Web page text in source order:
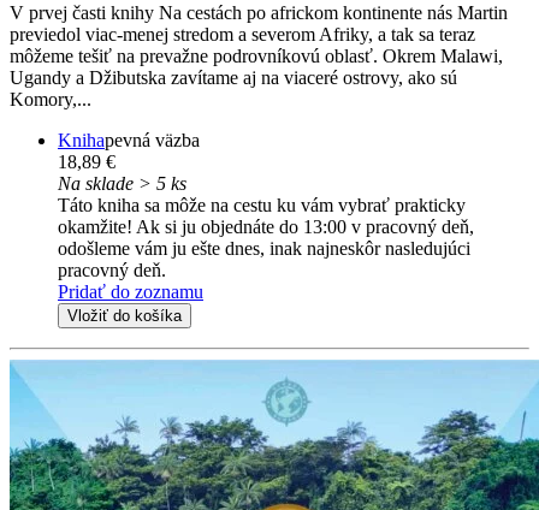
V prvej časti knihy Na cestách po africkom kontinente nás Martin
previedol viac-menej stredom a severom Afriky, a tak sa teraz
môžeme tešiť na prevažne podrovníkovú oblasť. Okrem Malawi,
Ugandy a Džibutska zavítame aj na viaceré ostrovy, ako sú
Komory,...
Knihapevná väzba
18,89 €
Na sklade > 5 ks
Táto kniha sa môže na cestu ku vám vybrať prakticky
okamžite! Ak si ju objednáte do 13:00 v pracovný deň,
odošleme vám ju ešte dnes, inak najneskôr nasledujúci
pracovný deň.
Pridať do zoznamu
Vložiť do košíka